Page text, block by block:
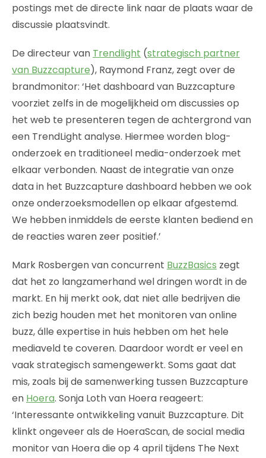
postings met de directe link naar de plaats waar de
discussie plaatsvindt.
De directeur van Trendlight (strategisch partner
van Buzzcapture), Raymond Franz, zegt over de
brandmonitor: ‘Het dashboard van Buzzcapture
voorziet zelfs in de mogelijkheid om discussies op
het web te presenteren tegen de achtergrond van
een TrendLight analyse. Hiermee worden blog-
onderzoek en traditioneel media-onderzoek met
elkaar verbonden. Naast de integratie van onze
data in het Buzzcapture dashboard hebben we ook
onze onderzoeksmodellen op elkaar afgestemd.
We hebben inmiddels de eerste klanten bediend en
de reacties waren zeer positief.’
Mark Rosbergen van concurrent BuzzBasics zegt
dat het zo langzamerhand wel dringen wordt in de
markt. En hij merkt ook, dat niet alle bedrijven die
zich bezig houden met het monitoren van online
buzz, álle expertise in huis hebben om het hele
mediaveld te coveren. Daardoor wordt er veel en
vaak strategisch samengewerkt. Soms gaat dat
mis, zoals bij de samenwerking tussen Buzzcapture
en Hoera. Sonja Loth van Hoera reageert:
‘Interessante ontwikkeling vanuit Buzzcapture. Dit
klinkt ongeveer als de HoeraScan, de social media
monitor van Hoera die op 4 april tijdens The Next